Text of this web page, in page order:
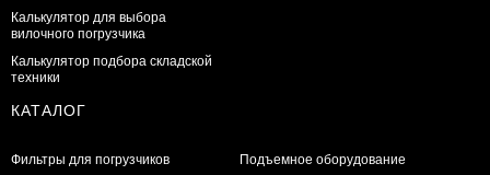
Калькулятор для выбора
вилочного погрузчика
Калькулятор подбора складской
техники
КАТАЛОГ
Фильтры для погрузчиков
Подъемное оборудование